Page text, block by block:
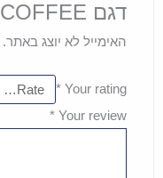
דגם COFFEE”
האימייל לא יוצג באתר.
Your rating
*
Your review
*